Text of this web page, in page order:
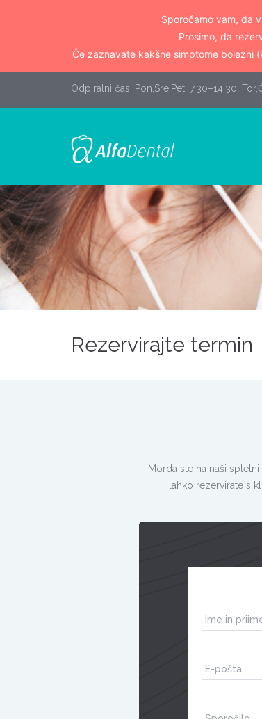
Odpiralni čas: Pon,Sre,Pet: 7.30–14.30,
Rezervirajte termin
Morda ste na naši
lahko rezervirate s
Sporočamo vam, da
Prosimo, da
Če zaznavate kakšne simptome bolezni